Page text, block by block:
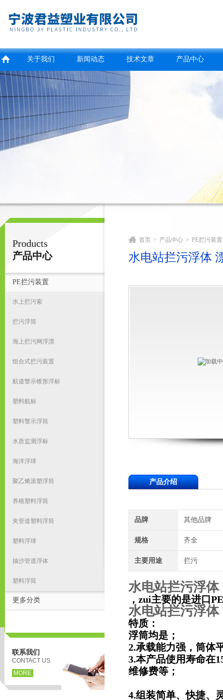
宁波君益塑业有限公司
关于我们 新闻动态 技术文章 产品中心
Products
产品中心
PE拦污装置
水上拦污索
拦污浮筒
海上拦污网浮漂
组合式拦污装置
航道警示锥形浮标
塑料航标
塑料警示浮筒
水质监测浮标
海洋浮球
聚乙烯滚塑浮筒
养殖塑料浮筒
夹管道塑料浮筒
塑料浮球
抽沙管道浮体
塑料浮筒
更多分类
联系我们
CONTACT US
MORE
首页 > 产品中心 > PE拦污装置
水电站拦污浮体
产品介绍
品牌 其他品牌
规格 齐全
主要用途 拦污
水电站拦污浮
，zui主要的是进口
水电站拦污浮
特质：
浮筒均是；
2.承载能力强，筒体
3.本产品使用寿命在
维修费等；
4.组装简单、快捷、